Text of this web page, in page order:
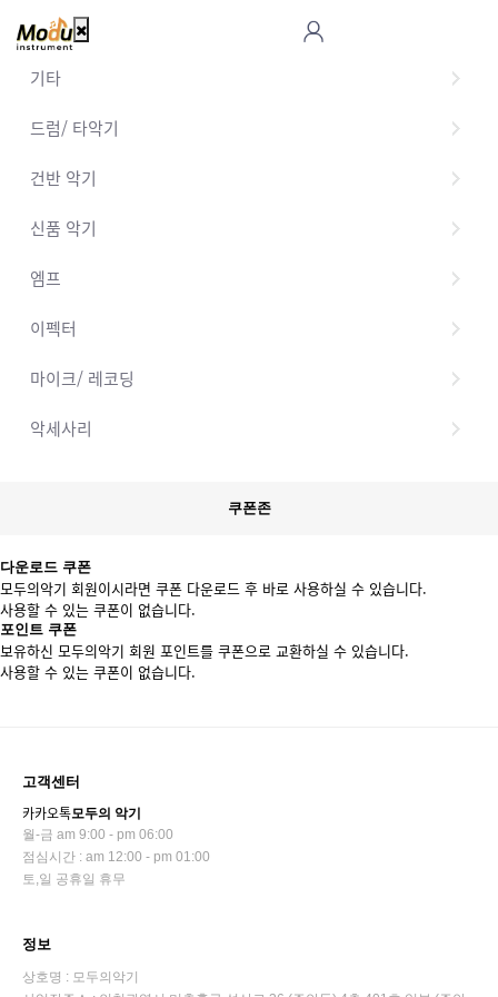
기타
드럼/ 타악기
건반 악기
신품 악기
엠프
이펙터
마이크/ 레코딩
악세사리
쿠폰존
다운로드 쿠폰
모두의악기 회원이시라면 쿠폰 다운로드 후 바로 사용하실 수 있습니다.
사용할 수 있는 쿠폰이 없습니다.
포인트 쿠폰
보유하신 모두의악기 회원 포인트를 쿠폰으로 교환하실 수 있습니다.
사용할 수 있는 쿠폰이 없습니다.
고객센터
카카오톡모두의 악기
월-금 am 9:00 - pm 06:00
점심시간 : am 12:00 - pm 01:00
토,일 공휴일 휴무
정보
상호명 : 모두의악기